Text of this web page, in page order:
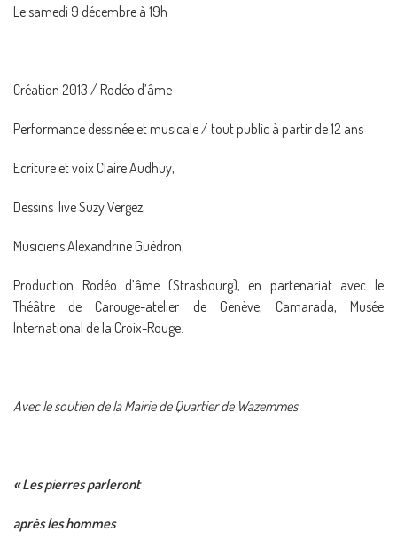
Le samedi 9 décembre à 19h
Création 2013 / Rodéo d’âme
Performance dessinée et musicale / tout public à partir de 12 ans
Ecriture et voix Claire Audhuy,
Dessins live Suzy Vergez,
Musiciens Alexandrine Guédron,
Production Rodéo d’âme (Strasbourg), en partenariat avec le
Théâtre de Carouge-atelier de Genève, Camarada, Musée
International de la Croix-Rouge.
Avec le soutien de la Mairie de Quartier de Wazemmes
« Les pierres parleront
après les hommes